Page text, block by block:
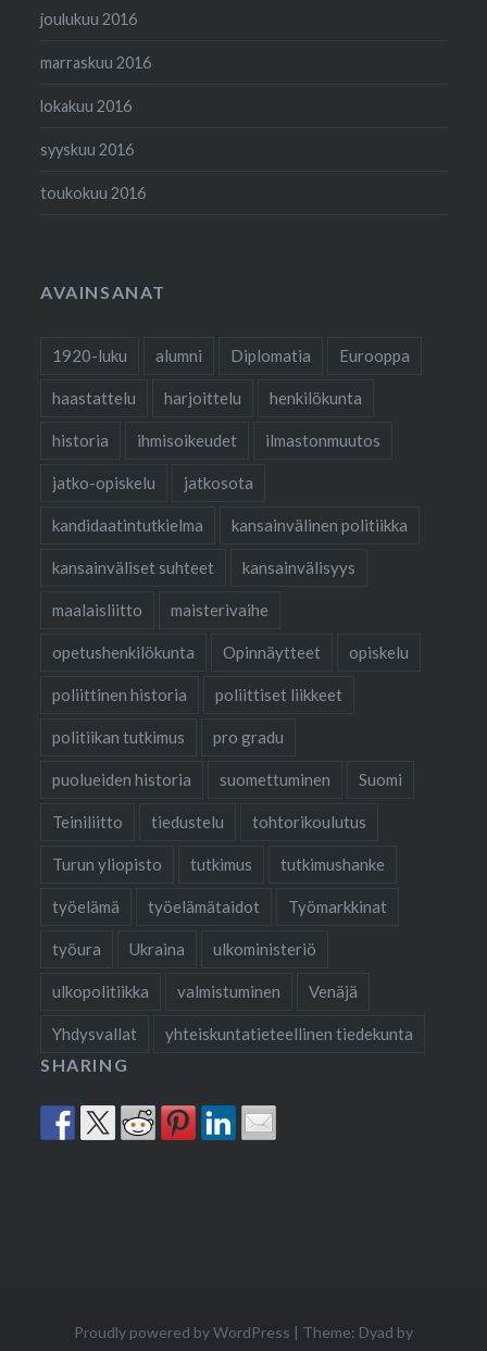
joulukuu 2016
marraskuu 2016
lokakuu 2016
syyskuu 2016
toukokuu 2016
AVAINSANAT
1920-luku alumni Diplomatia Eurooppa
haastattelu harjoittelu henkilökunta
historia ihmisoikeudet ilmastonmuutos
jatko-opiskelu jatkosota
kandidaatintutkielma kansainvälinen politiikka
kansainväliset suhteet kansainvälisyys
maalaisliitto maisterivaihe
opetushenkilökunta Opinnäytteet opiskelu
poliittinen historia poliittiset liikkeet
politiikan tutkimus pro gradu
puolueiden historia suomettuminen Suomi
Teiniliitto tiedustelu tohtorikoulutus
Turun yliopisto tutkimus tutkimushanke
työelämä työelämätaidot Työmarkkinat
työura Ukraina ulkoministeriö
ulkopolitiikka valmistuminen Venäjä
Yhdysvallat yhteiskuntatieteellinen tiedekunta
SHARING
Proudly powered by WordPress | Theme: Dyad by